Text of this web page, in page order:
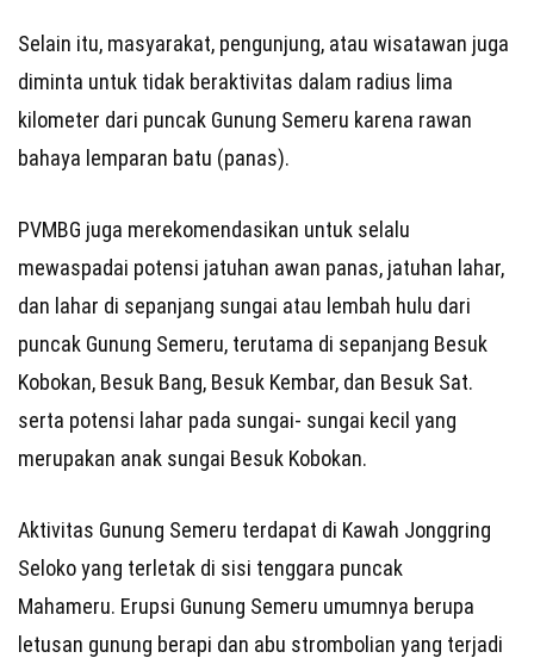
Selain itu, masyarakat, pengunjung, atau wisatawan juga
diminta untuk tidak beraktivitas dalam radius lima
kilometer dari puncak Gunung Semeru karena rawan
bahaya lemparan batu (panas).
PVMBG juga merekomendasikan untuk selalu
mewaspadai potensi jatuhan awan panas, jatuhan lahar,
dan lahar di sepanjang sungai atau lembah hulu dari
puncak Gunung Semeru, terutama di sepanjang Besuk
Kobokan, Besuk Bang, Besuk Kembar, dan Besuk Sat.
serta potensi lahar pada sungai- sungai kecil yang
merupakan anak sungai Besuk Kobokan.
Aktivitas Gunung Semeru terdapat di Kawah Jonggring
Seloko yang terletak di sisi tenggara puncak
Mahameru. Erupsi Gunung Semeru umumnya berupa
letusan gunung berapi dan abu strombolian yang terjadi